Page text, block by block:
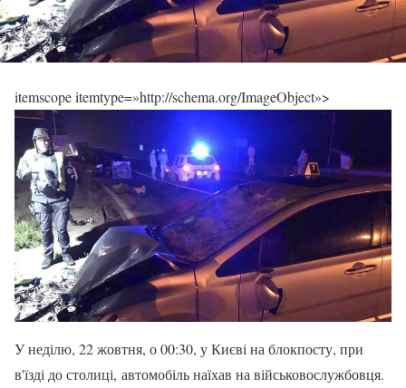
itemscope itemtype=»http://schema.org/ImageObject»>
У неділю, 22 жовтня, о 00:30, у Києві на блокпосту, при
в'їзді до столиці, автомобіль наїхав на військовослужбовця.